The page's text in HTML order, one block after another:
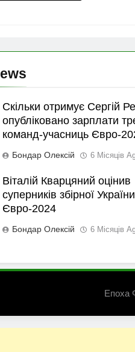
Скільки отримує Сергій
опубліковано зарплати
команд-учасниць Євро-
Бондар Олексій 6 Місяців
Віталій Кварцяний оцінив
суперників збірної
Євро-2024
Бондар Олексій 6 Місяців
Епоха